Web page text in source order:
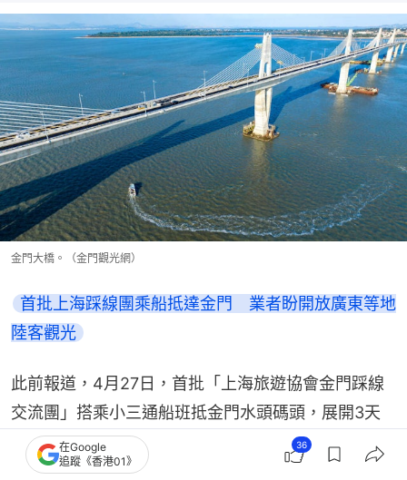
金門大橋。（金門觀光網）
首批上海踩線團乘船抵達金門　業者盼開放廣東等地
陸客觀光
此前報道，4月27日，首批「上海旅遊協會金門踩線
交流團」搭乘小三通船班抵金門水頭碼頭，展開3天
行程。在Google
追蹤《香港01》
36